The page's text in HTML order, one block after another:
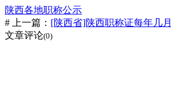
陕西各地职称公示
# 上一篇： [陕西省]陕西职称证每年几
文章评论(0)